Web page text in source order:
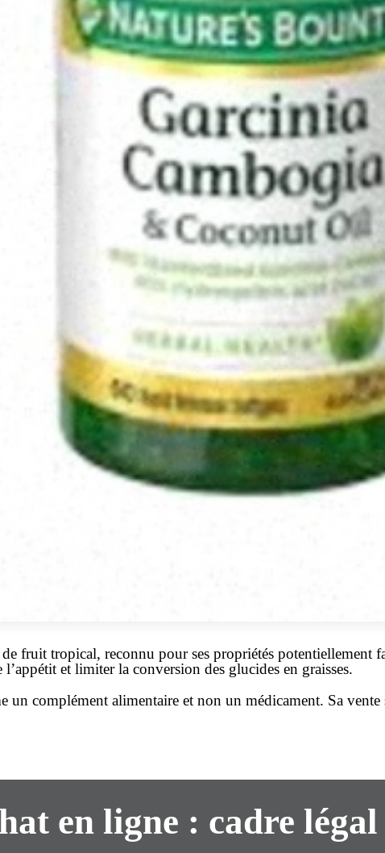
fruit tropical, reconnu pour ses propriétés potentiellement
et limiter la conversion des glucides en graisses.
un complément alimentaire et non un médicament. Sa vente
en ligne : cadre